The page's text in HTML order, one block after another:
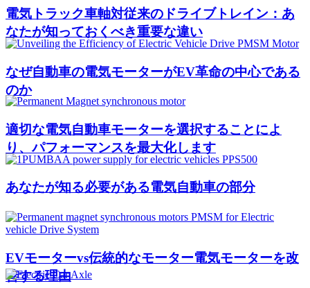
電気トラック車軸対従来のドライブトレイン：あ
なたが知っておくべき重要な違い
なぜ自動車の電気モーターがEV革命の中心である
のか
適切な電気自動車モーターを選択することによ
り、パフォーマンスを最大化します
あなたが知る必要がある電気自動車の部分
EVモーターvs伝統的なモーター電気モーターを改
善する理由